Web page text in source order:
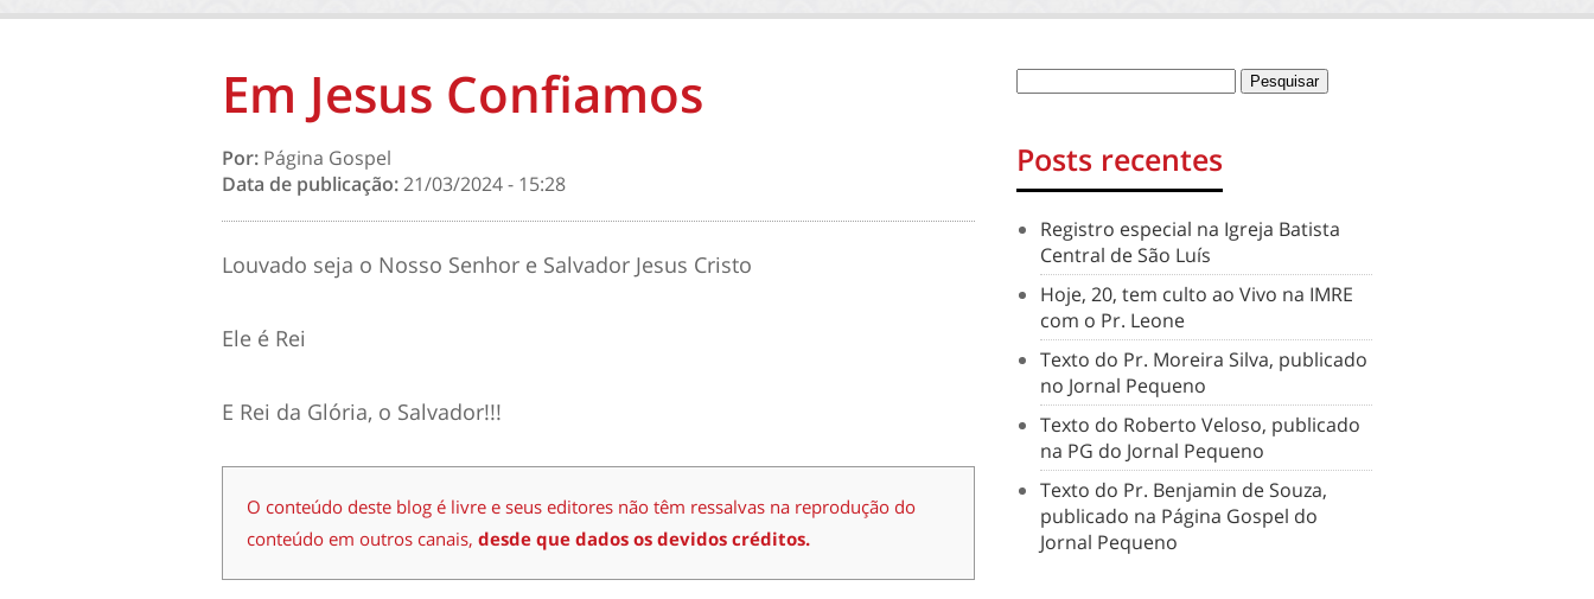
Em Jesus Confiamos
Por: Página Gospel
Data de publicação:21/03/2024 - 15:28
Louvado seja o Nosso Senhor e Salvador Jesus Cristo
Ele é Rei
E Rei da Glória, o Salvador!!!
O conteúdo deste blog é livre e seus editores não têm ressalvas na reprodução do
conteúdo em outros canais, desde que dados os devidos créditos.
Posts recentes
Registro especial na Igreja Batista
Central de São Luís
Hoje, 20, tem culto ao Vivo na IMRE
com o Pr. Leone
Texto do Pr. Moreira Silva, publicado
no Jornal Pequeno
Texto do Roberto Veloso, publicado
na PG do Jornal Pequeno
Texto do Pr. Benjamin de Souza,
publicado na Página Gospel do
Jornal Pequeno